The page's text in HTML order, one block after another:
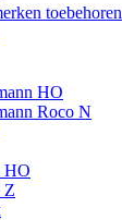
toebehoren
HO
Roco N
HO
Z